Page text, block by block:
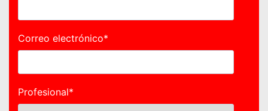
Correo electrónico*
Profesional*